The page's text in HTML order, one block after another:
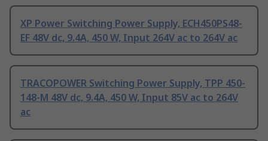
XP Power Switching Power Supply, ECH450PS48-
EF 48V dc, 9.4A, 450 W, Input 264V ac to 264V ac
TRACOPOWER Switching Power Supply, TPP 450-
148-M 48V dc, 9.4A, 450 W, Input 85V ac to 264V
ac